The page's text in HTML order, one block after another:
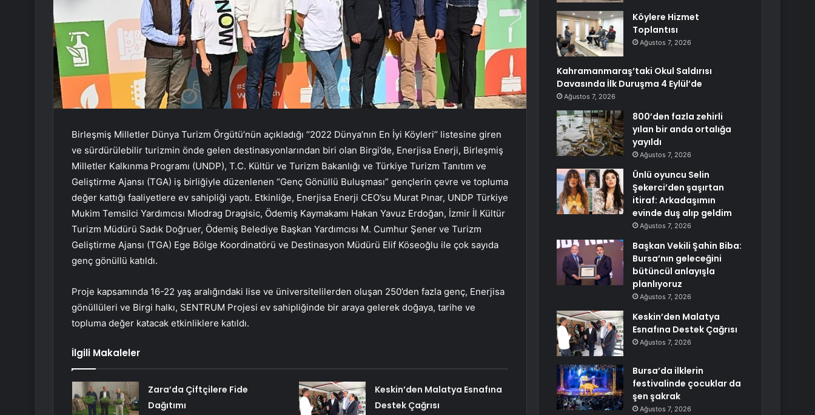
Birleşmiş Milletler Dünya Turizm Örgütü’nün açıkladığı ‘’2022 Dünya’nın En İyi Köyleri’’ listesine giren
ve sürdürülebilir turizmin önde gelen destinasyonlarından biri olan Birgi’de, Enerjisa Enerji, Birleşmiş
Milletler Kalkınma Programı (UNDP), T.C. Kültür ve Turizm Bakanlığı ve Türkiye Turizm Tanıtım ve
Geliştirme Ajansı (TGA) iş birliğiyle düzenlenen “Genç Gönüllü Buluşması” gençlerin çevre ve topluma
değer kattığı faaliyetlere ev sahipliği yaptı. Etkinliğe, Enerjisa Enerji CEO’su Murat Pınar, UNDP Türkiye
Mukim Temsilci Yardımcısı Miodrag Dragisic, Ödemiş Kaymakamı Hakan Yavuz Erdoğan, İzmir İl Kültür
Turizm Müdürü Sadık Doğruer, Ödemiş Belediye Başkan Yardımcısı M. Cumhur Şener ve Turizm
Geliştirme Ajansı (TGA) Ege Bölge Koordinatörü ve Destinasyon Müdürü Elif Köseoğlu ile çok sayıda
genç gönüllü katıldı.
Proje kapsamında 16-22 yaş aralığındaki lise ve üniversitelilerden oluşan 250’den fazla genç, Enerjisa
gönüllüleri ve Birgi halkı, SENTRUM Projesi ev sahipliğinde bir araya gelerek doğaya, tarihe ve
topluma değer katacak etkinliklere katıldı.
İlgili Makaleler
Zara’da Çiftçilere Fide
Dağıtımı
Keskin’den Malatya Esnafına
Destek Çağrısı
Köylere Hizmet
Toplantısı
Ağustos 7, 2026
Kahramanmaraş’taki Okul Saldırısı
Davasında İlk Duruşma 4 Eylül’de
Ağustos 7, 2026
800’den fazla zehirli
yılan bir anda ortalığa
yayıldı
Ağustos 7, 2026
Ünlü oyuncu Selin
Şekerci’den şaşırtan
itiraf: Arkadaşımın
evinde duş alıp geldim
Ağustos 7, 2026
Başkan Vekili Şahin Biba:
Bursa’nın geleceğini
bütüncül anlayışla
planlıyoruz
Ağustos 7, 2026
Keskin’den Malatya
Esnafına Destek Çağrısı
Ağustos 7, 2026
Bursa’da ilklerin
festivalinde çocuklar da
şen şakrak
Ağustos 7, 2026